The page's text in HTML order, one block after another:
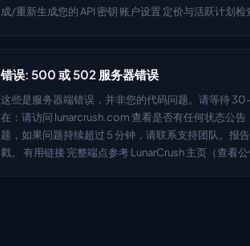
成/重新生成您的 API 密钥 账户设置 定价与活跃计划检
错误: 500 或 502 服务器错误
这些是服务器端错误，并非您的代码问题。请等待
在：请访问 lunarcrush.com 查看是否有任何状态公
题，如果问题持续超过 5 分钟，请联系支持团队。报
戳。 有用链接 完整端点参考 LunarCrush 主页（查看